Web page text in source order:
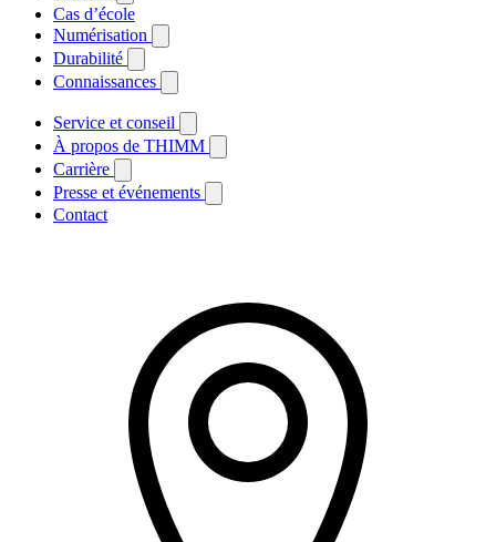
Cas d’école
Numérisation
Durabilité
Connaissances
Service et conseil
À propos de THIMM
Carrière
Presse et événements
Contact